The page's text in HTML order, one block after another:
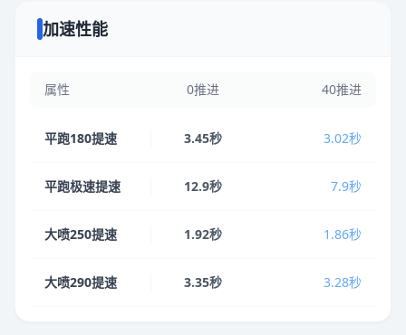
加速性能
属性 0推进 40推进
平跑180提速 3.45秒 3.02秒
平跑极速提速 12.9秒 7.9秒
大喷250提速 1.92秒 1.86秒
大喷290提速 3.35秒 3.28秒